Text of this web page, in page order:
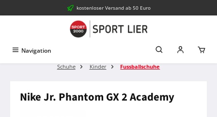
Zum Hauptinhalt springenkostenloser Versand ab 50 Euro
Navigation
Schuhe Kinder Fussballschuhe
Nike Jr. Phantom GX 2 Academy